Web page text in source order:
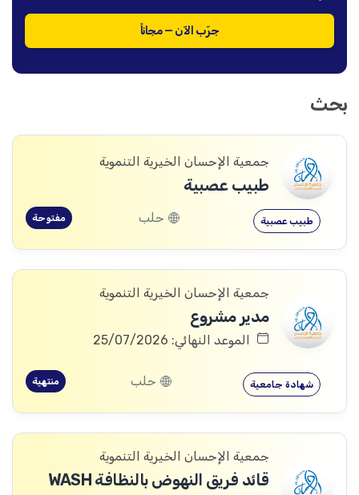
جرّب الآن — مجاناً
بحث
جمعية الإحسان الخيرية التنموية
طبيب عصبية
طبيب عصبية حلب مفتوحة
جمعية الإحسان الخيرية التنموية
مدير مشروع
الموعد النهائي: 25/07/2026
شهادة جامعية حلب منتهية
جمعية الإحسان الخيرية التنموية
قائد فريق النهوض بالنظافة WASH